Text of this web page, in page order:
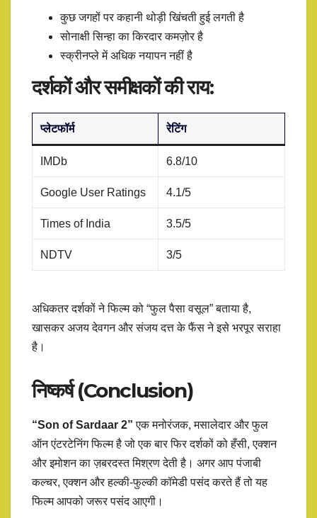
कुछ जगहों पर कहानी थोड़ी खिंचती हुई लगती है
सोनाक्षी सिन्हा का किरदार कमज़ोर है
स्क्रीनप्ले में अधिक नयापन नहीं है
दर्शकों और समीक्षकों की राय:
प्लेटफॉर्म रेटिंग
IMDb 6.8/10
Google User Ratings 4.1/5
Times of India 3.5/5
NDTV 3/5
अधिकतर दर्शकों ने फिल्म को “फुल पैसा वसूल” बताया है,
खासकर अजय देवगन और संजय दत्त के फैंस ने इसे भरपूर सराहा
है।
निष्कर्ष (Conclusion)
“Son of Sardaar 2” एक मनोरंजक, मसालेदार और फुल
ऑन एंटरटेनिंग फिल्म है जो एक बार फिर दर्शकों को हँसी, एक्शन
और इमोशन का ज़बरदस्त मिश्रण देती है। अगर आप पंजाबी
कल्चर, एक्शन और हल्की-फुल्की कॉमेडी पसंद करते हैं तो यह
फिल्म आपको जरूर पसंद आएगी।